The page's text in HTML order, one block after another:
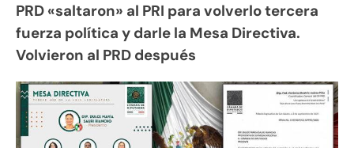
PRD «saltaron» al PRI para volverlo tercera
fuerza política y darle la Mesa Directiva.
Volvieron al PRD después